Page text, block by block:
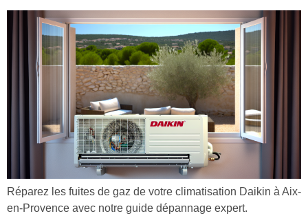
Réparez les fuites de gaz de votre climatisation Daikin à Aix-
en-Provence avec notre guide dépannage expert.